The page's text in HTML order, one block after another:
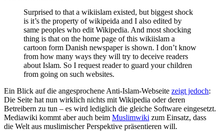
Surprised to that a wikiislam existed, but biggest shock
is it’s the property of wikipeida and I also edited by
same peoples who edit Wikipedia. And most shocking
thing is that on the home page of this wikiislam a
cartoon form Danish newspaper is shown. I don’t know
from how many ways they will try to deceive readers
about Islam. So I request reader to guard your children
from going on such websites.
Ein Blick auf die angesprochene Anti-Islam-Webseite zeigt jedoch:
Die Seite hat nun wirklich nichts mit Wikipedia oder deren
Betreibern zu tun – es wird lediglich die gleiche Software eingesetzt.
Mediawiki kommt aber auch beim Muslimwiki zum Einsatz, dass
die Welt aus muslimischer Perspektive präsentieren will.